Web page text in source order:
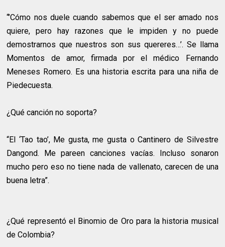
“’Cómo nos duele cuando sabemos que el ser amado nos
quiere, pero hay razones que le impiden y no puede
demostrarnos que nuestros son sus quereres…’. Se llama
Momentos de amor, firmada por el médico Fernando
Meneses Romero. Es una historia escrita para una niña de
Piedecuesta.
¿Qué canción no soporta?
“El ‘Tao tao’, Me gusta, me gusta o Cantinero de Silvestre
Dangond. Me pareen canciones vacías. Incluso sonaron
mucho pero eso no tiene nada de vallenato, carecen de una
buena letra”.
¿Qué representó el Binomio de Oro para la historia musical
de Colombia?